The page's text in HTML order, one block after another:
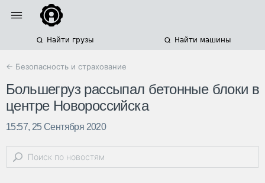
Найти грузы Найти машины
← Безопасность и страхование
Большегруз рассыпал бетонные блоки в
центре Новороссийска
15:57, 25 Сентября 2020